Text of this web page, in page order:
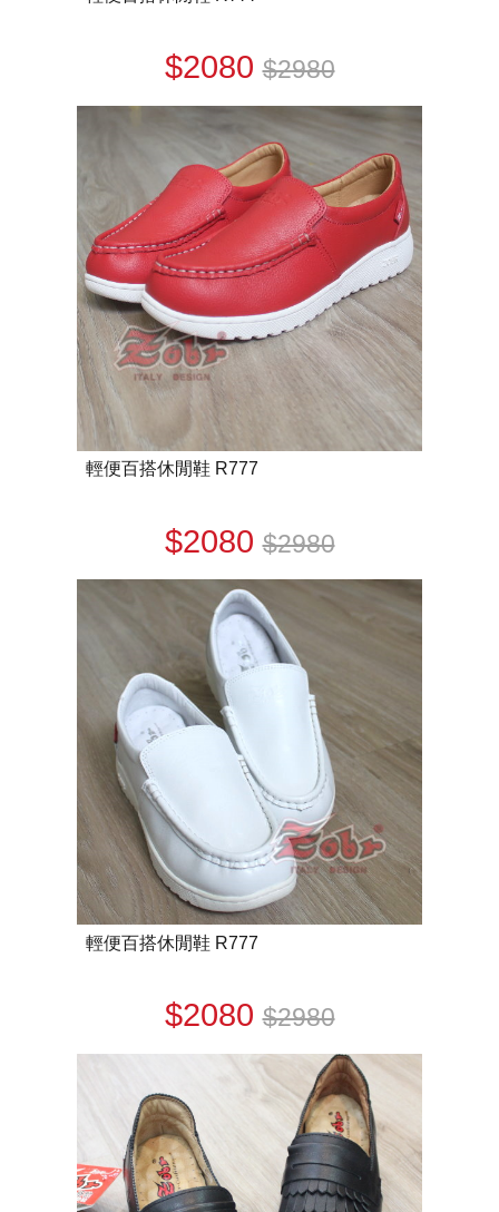
$2080$2980
輕便百搭休閒鞋 R777
$2080$2980
輕便百搭休閒鞋 R777
$2080$2980